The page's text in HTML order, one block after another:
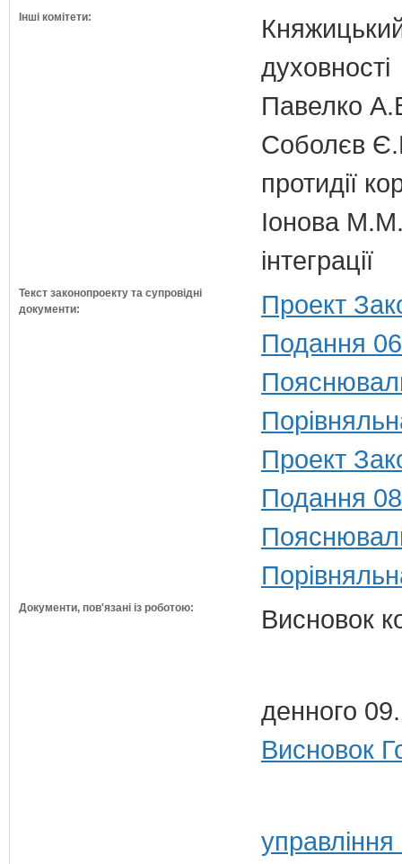
Інші комітети:
духовності
Павелко
Соболєв
протидії
Іонова М.М.
інтеграції
Текст законопроекту та супровідні
документи:
Проект
Подання
Проект
Подання
Документи, пов'язані із роботою: Висновок
денного
Висновок